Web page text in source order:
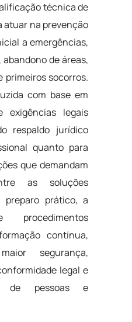
técnica de
atuar na prevenção
a emergências,
de áreas,
primeiros socorros.
com base em
exigências legais
respaldo jurídico
quanto para
que demandam
as soluções
preparo prático, a
procedimentos
contínua,
segurança,
legal e
de pessoas e